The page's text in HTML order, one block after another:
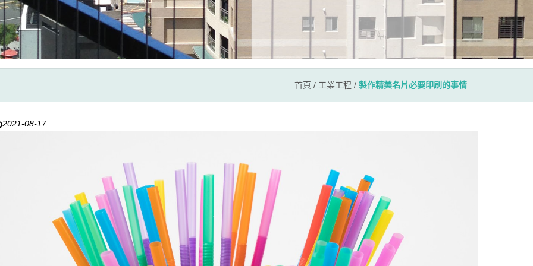
首頁 / 工業工程 / 製作精美名片必要印刷的事情
2021-08-17